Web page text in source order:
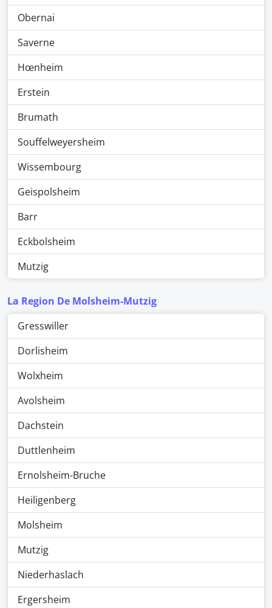
Obernai
Saverne
Hœnheim
Erstein
Brumath
Souffelweyersheim
Wissembourg
Geispolsheim
Barr
Eckbolsheim
Mutzig
La Region De Molsheim-Mutzig
Gresswiller
Dorlisheim
Wolxheim
Avolsheim
Dachstein
Duttlenheim
Ernolsheim-Bruche
Heiligenberg
Molsheim
Mutzig
Niederhaslach
Ergersheim